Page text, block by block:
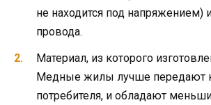
не находится под напряжением)
провода.
Материал, из которого
Медные жилы лучше передают
потребителя, и обладают